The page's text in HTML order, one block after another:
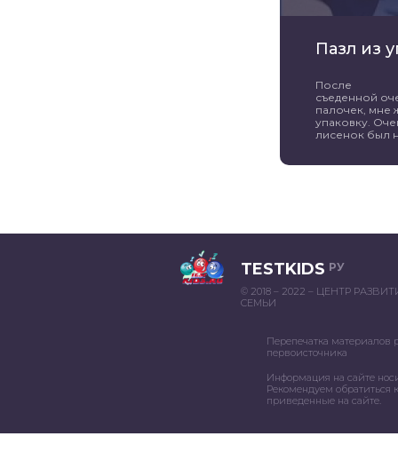
Пазл из
После
съеденной
палочек, мне
упаковку.
лисенок был
TESTKIDS РУ
© 2018 – 2022 – ЦЕНТР
СЕМЬИ
Перепечатка материалов
первоисточника
Информация на сайте
Рекомендуем обратиться
приведенные на сайте.